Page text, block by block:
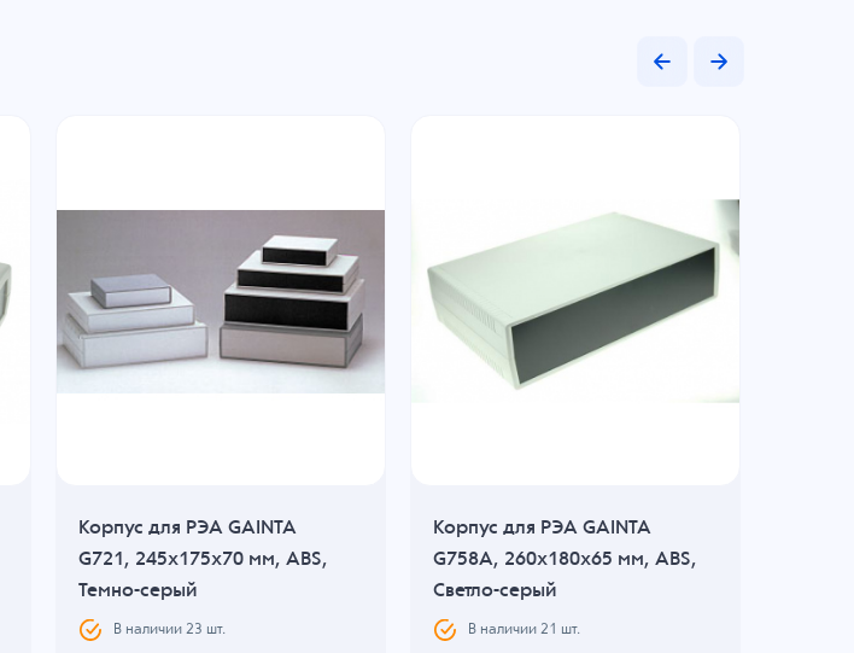
Корпус для РЭА GAINTA
G721, 245x175x70 мм, ABS,
Темно-серый
В наличии 23 шт.
Корпус для РЭА GAINTA
G758A, 260x180x65 мм, ABS,
Светло-серый
В наличии 21 шт.